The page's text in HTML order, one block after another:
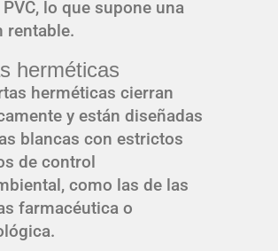
lo que supone una
rentable.
herméticas
herméticas cierran
y están diseñadas
blancas con estrictos
de control
como las de las
farmacéutica o